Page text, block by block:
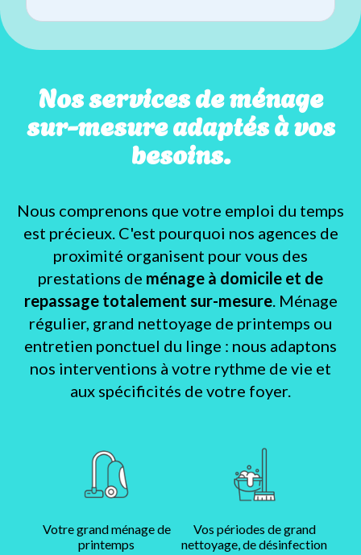
Nos services de ménage
sur-mesure adaptés à vos
besoins.
Nous comprenons que votre emploi du temps
est précieux. C'est pourquoi nos agences de
proximité organisent pour vous des
prestations de ménage à domicile et de
repassage totalement sur-mesure. Ménage
régulier, grand nettoyage de printemps ou
entretien ponctuel du linge : nous adaptons
nos interventions à votre rythme de vie et
aux spécificités de votre foyer.
Votre grand ménage de
printemps
Vos périodes de grand
nettoyage, de désinfection